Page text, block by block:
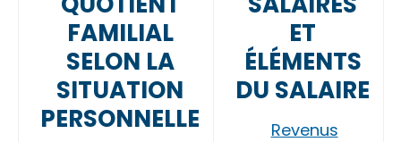
FAMILIAL
SELON LA
SITUATION
PERSONNELLE
ET
ÉLÉMENTS
DU SALAIRE
Revenus